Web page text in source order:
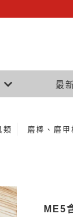
最
類 磨棒、磨甲
ME5